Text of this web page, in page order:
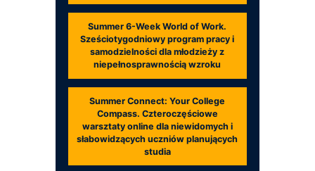
Summer 6-Week World of Work.
Sześciotygodniowy program pracy i
samodzielności dla młodzieży z
niepełnosprawnością wzroku
Summer Connect: Your College
Compass. Czteroczęściowe
warsztaty online dla niewidomych i
słabowidzących uczniów planujących
studia